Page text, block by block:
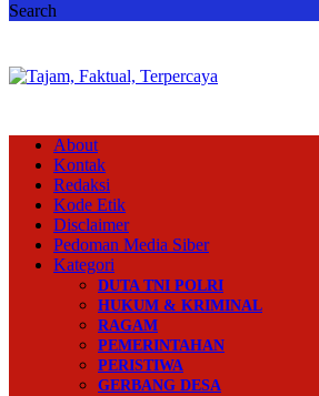
Search
About
Kontak
Redaksi
Kode Etik
Disclaimer
Pedoman Media Siber
Kategori
DUTA TNI POLRI
HUKUM & KRIMINAL
RAGAM
PEMERINTAHAN
PERISTIWA
GERBANG DESA